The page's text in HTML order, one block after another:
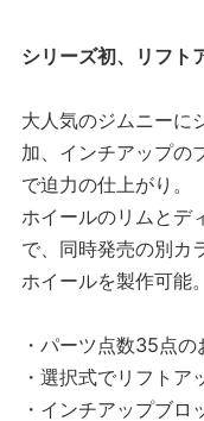
シリーズ初、リフト
大人気のジムニーに
加、インチアップの
で迫力の仕上がり。
ホイールのリムとデ
で、同時発売の別カ
ホイールを製作可能。
・パーツ点数35点
・選択式でリフト
・インチアップブロ